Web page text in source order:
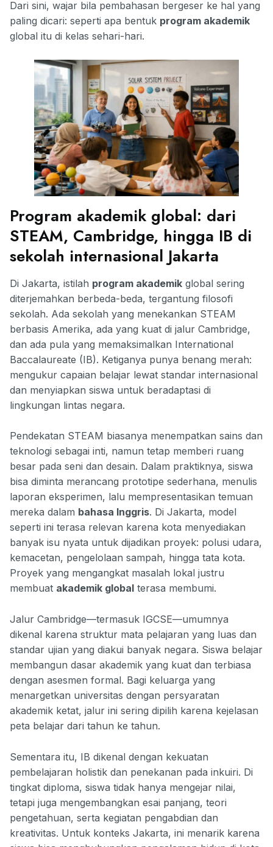
Dari sini, wajar bila pembahasan bergeser ke hal yang
paling dicari: seperti apa bentuk program akademik
global itu di kelas sehari-hari.
Program akademik global: dari
STEAM, Cambridge, hingga IB di
sekolah internasional Jakarta
Di Jakarta, istilah program akademik global sering
diterjemahkan berbeda-beda, tergantung filosofi
sekolah. Ada sekolah yang menekankan STEAM
berbasis Amerika, ada yang kuat di jalur Cambridge,
dan ada pula yang memaksimalkan International
Baccalaureate (IB). Ketiganya punya benang merah:
mengukur capaian belajar lewat standar internasional
dan menyiapkan siswa untuk beradaptasi di
lingkungan lintas negara.
Pendekatan STEAM biasanya menempatkan sains dan
teknologi sebagai inti, namun tetap memberi ruang
besar pada seni dan desain. Dalam praktiknya, siswa
bisa diminta merancang prototipe sederhana, menulis
laporan eksperimen, lalu mempresentasikan temuan
mereka dalam bahasa Inggris. Di Jakarta, model
seperti ini terasa relevan karena kota menyediakan
banyak isu nyata untuk dijadikan proyek: polusi udara,
kemacetan, pengelolaan sampah, hingga tata kota.
Proyek yang mengangkat masalah lokal justru
membuat akademik global terasa membumi.
Jalur Cambridge—termasuk IGCSE—umumnya
dikenal karena struktur mata pelajaran yang luas dan
standar ujian yang diakui banyak negara. Siswa belajar
membangun dasar akademik yang kuat dan terbiasa
dengan asesmen formal. Bagi keluarga yang
menargetkan universitas dengan persyaratan
akademik ketat, jalur ini sering dipilih karena kejelasan
peta belajar dari tahun ke tahun.
Sementara itu, IB dikenal dengan kekuatan
pembelajaran holistik dan penekanan pada inkuiri. Di
tingkat diploma, siswa tidak hanya mengejar nilai,
tetapi juga mengembangkan esai panjang, teori
pengetahuan, serta kegiatan pengabdian dan
kreativitas. Untuk konteks Jakarta, ini menarik karena